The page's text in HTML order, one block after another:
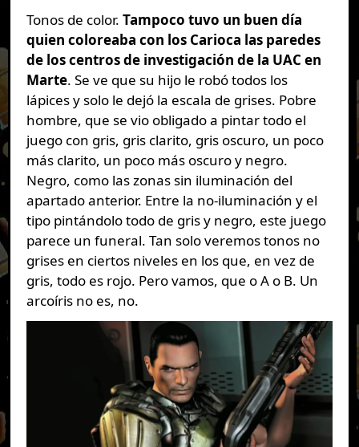
Tonos de color. Tampoco tuvo un buen día
quien coloreaba con los Carioca las paredes
de los centros de investigación de la UAC en
Marte. Se ve que su hijo le robó todos los
lápices y solo le dejó la escala de grises. Pobre
hombre, que se vio obligado a pintar todo el
juego con gris, gris clarito, gris oscuro, un poco
más clarito, un poco más oscuro y negro.
Negro, como las zonas sin iluminación del
apartado anterior. Entre la no-iluminación y el
tipo pintándolo todo de gris y negro, este juego
parece un funeral. Tan solo veremos tonos no
grises en ciertos niveles en los que, en vez de
gris, todo es rojo. Pero vamos, que o A o B. Un
arcoíris no es, no.